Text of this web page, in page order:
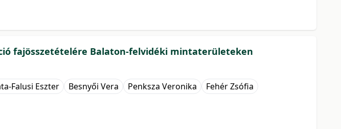
fajösszetételére Balaton-felvidéki mintaterületeken
Falusi Eszter Besnyői Vera Penksza Veronika
Fehér Zsófia